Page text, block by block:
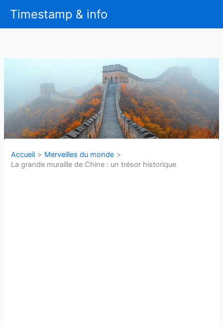
contenu
Timestamp & info
Accueil
Merveilles du monde
La grande muraille de Chine : un trésor historique